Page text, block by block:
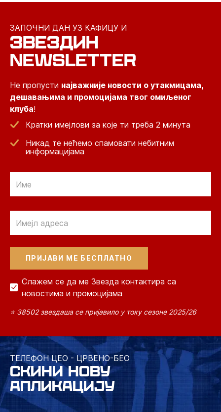
ЗАПОЧНИ ДАН УЗ КАФИЦУ И
ЗВЕЗДИН
NEWSLETTER
Не пропусти најважније новости о утакмицама,
дешавањима и промоцијама твог омиљеног
клуба!
Кратки имејлови за које ти треба 2 минута
Никад те нећемо спамовати небитним
информацијама
Слажем се да ме Звезда контактира са
новостима и промоцијама
⭐ 38502 звездаша се пријавило у току сезоне 2025/26
ТЕЛЕФОН ЦЕО - ЦРВЕНО-БЕО
СКИНИ НОВУ
АПЛИКАЦИЈУ